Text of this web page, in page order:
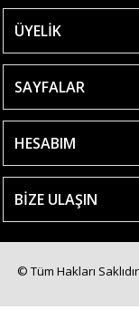
ÜYELİK
SAYFALAR
HESABIM
BİZE ULAŞIN
© Tüm Hakları